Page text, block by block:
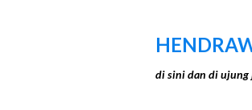
di sini dan di